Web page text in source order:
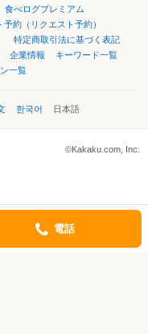
食べログプレミアム
予約（リクエスト予約）
特定商取引法に基づく表記
企業情報
キーワード一覧
一覧
한국어 日本語
©Kakaku.com, Inc.
電話